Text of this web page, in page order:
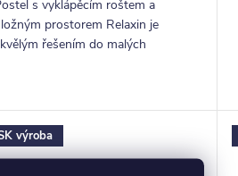
s vyklápěcím roštem a
prostorem Relaxin je
řešením do malých
výroba